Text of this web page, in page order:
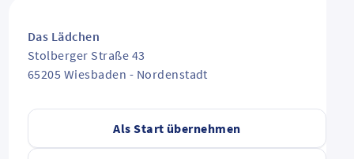
Als Start übernehmen
Das Lädchen
Stolberger Straße 43
65205 Wiesbaden - Nordenstadt